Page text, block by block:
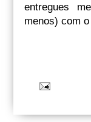
entregues
menos) com